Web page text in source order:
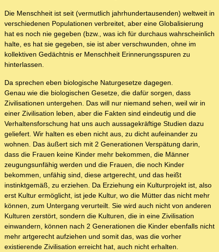
Die Menschheit ist seit (vermutlich jahrhundertausenden) weltweit in
verschiedenen Populationen verbreitet, aber eine Globalisierung
hat es noch nie gegeben (bzw., was ich für durchaus wahrscheinlich
halte, es hat sie gegeben, sie ist aber verschwunden, ohne im
kollektiven Gedächtnis er Menschheit Erinnerungsspuren zu
hinterlassen.
Da sprechen eben biologische Naturgesetze dagegen.
Genau wie die biologischen Gesetze, die dafür sorgen, dass
Zivilisationen untergehen. Das will nur niemand sehen, weil wir in
einer Zivilisation leben, aber die Fakten sind eindeutig und die
Verhaltensforschung hat uns auch aussagekräftige Studien dazu
geliefert. Wir halten es eben nicht aus, zu dicht aufeinander zu
wohnen. Das äußert sich mit 2 Generationen Verspätung darin,
dass die Frauen keine Kinder mehr bekommen, die Männer
zeugungsunfähig werden und die Frauen, die noch Kinder
bekommen, unfähig sind, diese artgerecht, und das heißt
instinktgemäß, zu erziehen. Da Erziehung ein Kulturprojekt ist, also
erst Kultur ermöglicht, ist jede Kultur, wo die Mütter das nicht mehr
können, zum Untergang verurteilt. Sie wird auch nicht von anderen
Kulturen zerstört, sondern die Kulturen, die in eine Zivilisation
einwandern, können nach 2 Generationen die Kinder ebenfalls nicht
mehr artgerecht aufziehen und somit das, was die vorher
existierende Zivilisation erreicht hat, auch nicht erhalten.